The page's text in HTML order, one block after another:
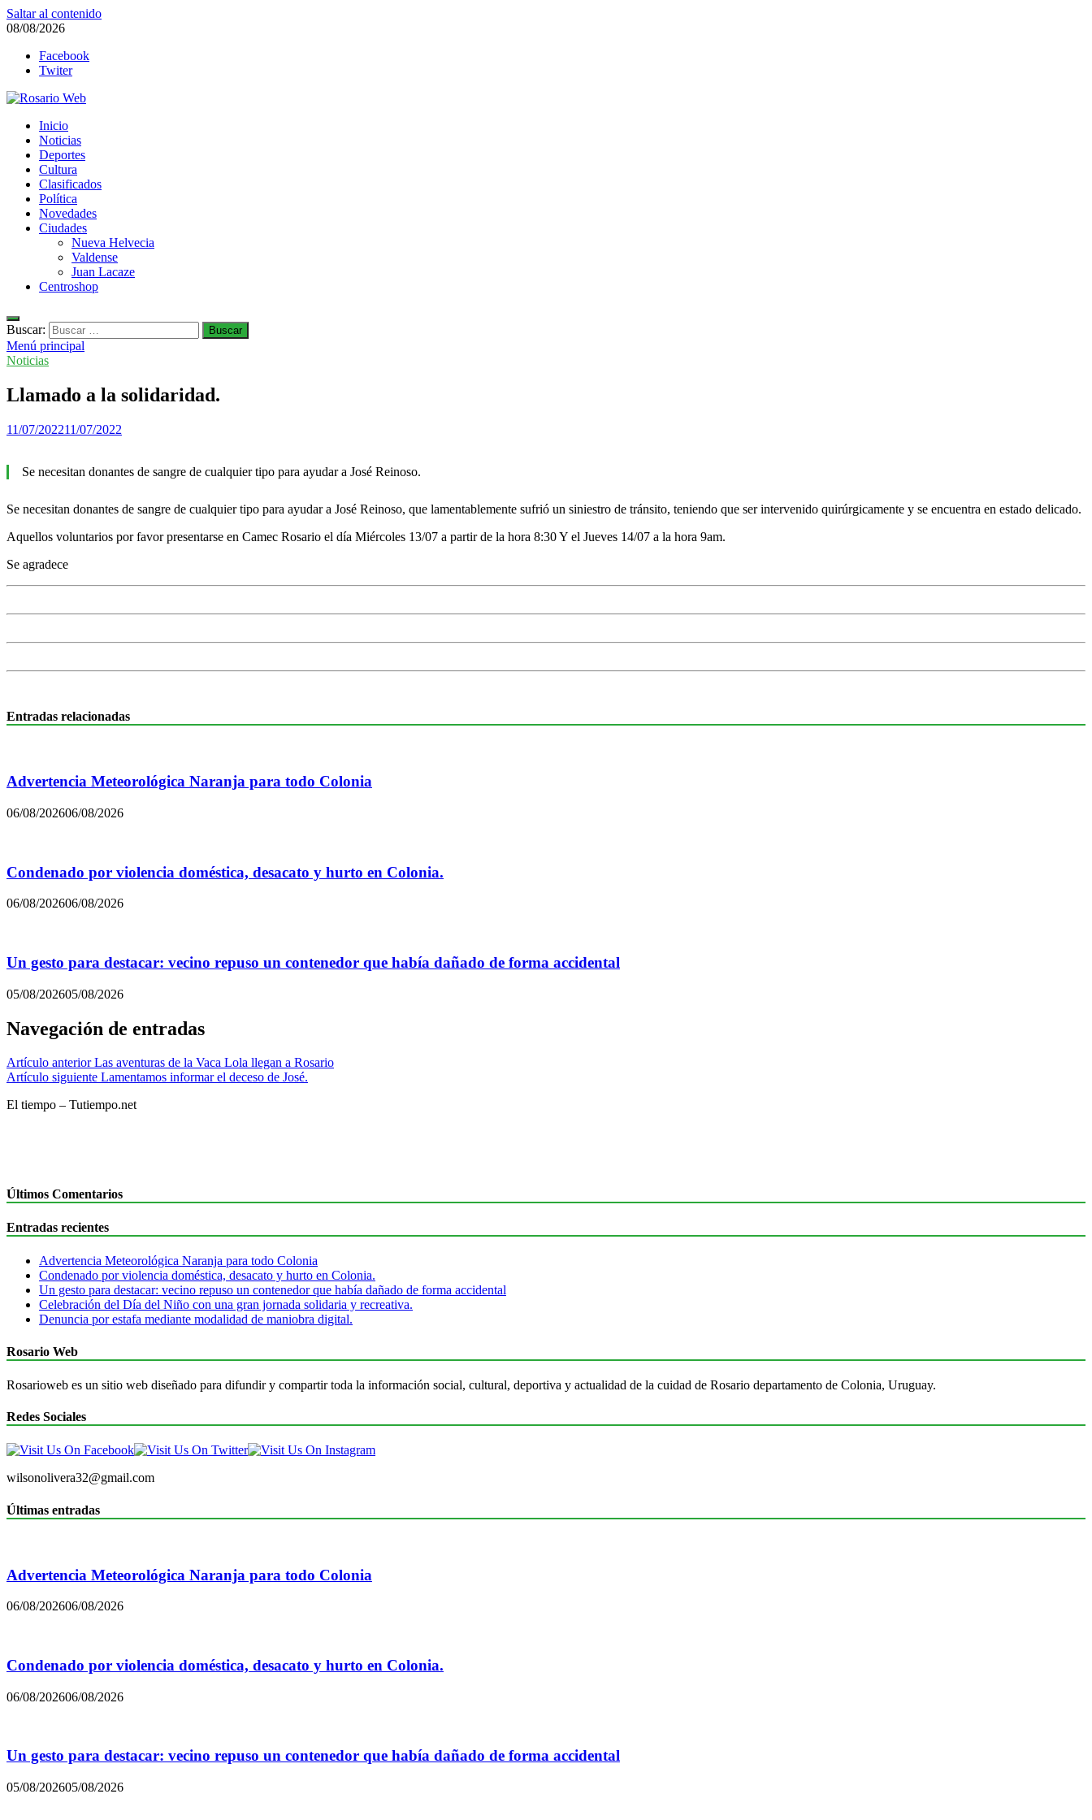
Saltar al contenido
08/08/2026
Facebook
Twiter
Rosario Web
Todas la noticias de Rosario y la zona
Inicio
Noticias
Deportes
Cultura
Clasificados
Política
Novedades
Ciudades
Nueva Helvecia
Valdense
Juan Lacaze
Centroshop
Buscar:
Menú principal
Noticias
Llamado a la solidaridad.
11/07/202211/07/2022
Se necesitan donantes de sangre de cualquier tipo para ayudar a José Reinoso.
Se necesitan donantes de sangre de cualquier tipo para ayudar a José Reinoso, que lamentablemente sufrió un siniestro de tránsito, teniendo que ser intervenido quirúrgicamente y se encuentra en estado delicado.
Aquellos voluntarios por favor presentarse en Camec Rosario el día Miércoles 13/07 a partir de la hora 8:30 Y el Jueves 14/07 a la hora 9am.
Se agradece
Entradas relacionadas
Advertencia Meteorológica Naranja para todo Colonia
06/08/202606/08/2026
Condenado por violencia doméstica, desacato y hurto en Colonia.
06/08/202606/08/2026
Un gesto para destacar: vecino repuso un contenedor que había dañado de forma accidental
05/08/202605/08/2026
Navegación de entradas
Artículo anterior Las aventuras de la Vaca Lola llegan a Rosario
Artículo siguiente Lamentamos informar el deceso de José.
El tiempo – Tutiempo.net
Últimos Comentarios
Entradas recientes
Advertencia Meteorológica Naranja para todo Colonia
Condenado por violencia doméstica, desacato y hurto en Colonia.
Un gesto para destacar: vecino repuso un contenedor que había dañado de forma accidental
Celebración del Día del Niño con una gran jornada solidaria y recreativa.
Denuncia por estafa mediante modalidad de maniobra digital.
Rosario Web
Rosarioweb es un sitio web diseñado para difundir y compartir toda la información social, cultural, deportiva y actualidad de la cuidad de Rosario departamento de Colonia, Uruguay.
Redes Sociales
wilsonolivera32@gmail.com
Últimas entradas
Advertencia Meteorológica Naranja para todo Colonia
06/08/202606/08/2026
Condenado por violencia doméstica, desacato y hurto en Colonia.
06/08/202606/08/2026
Un gesto para destacar: vecino repuso un contenedor que había dañado de forma accidental
05/08/202605/08/2026